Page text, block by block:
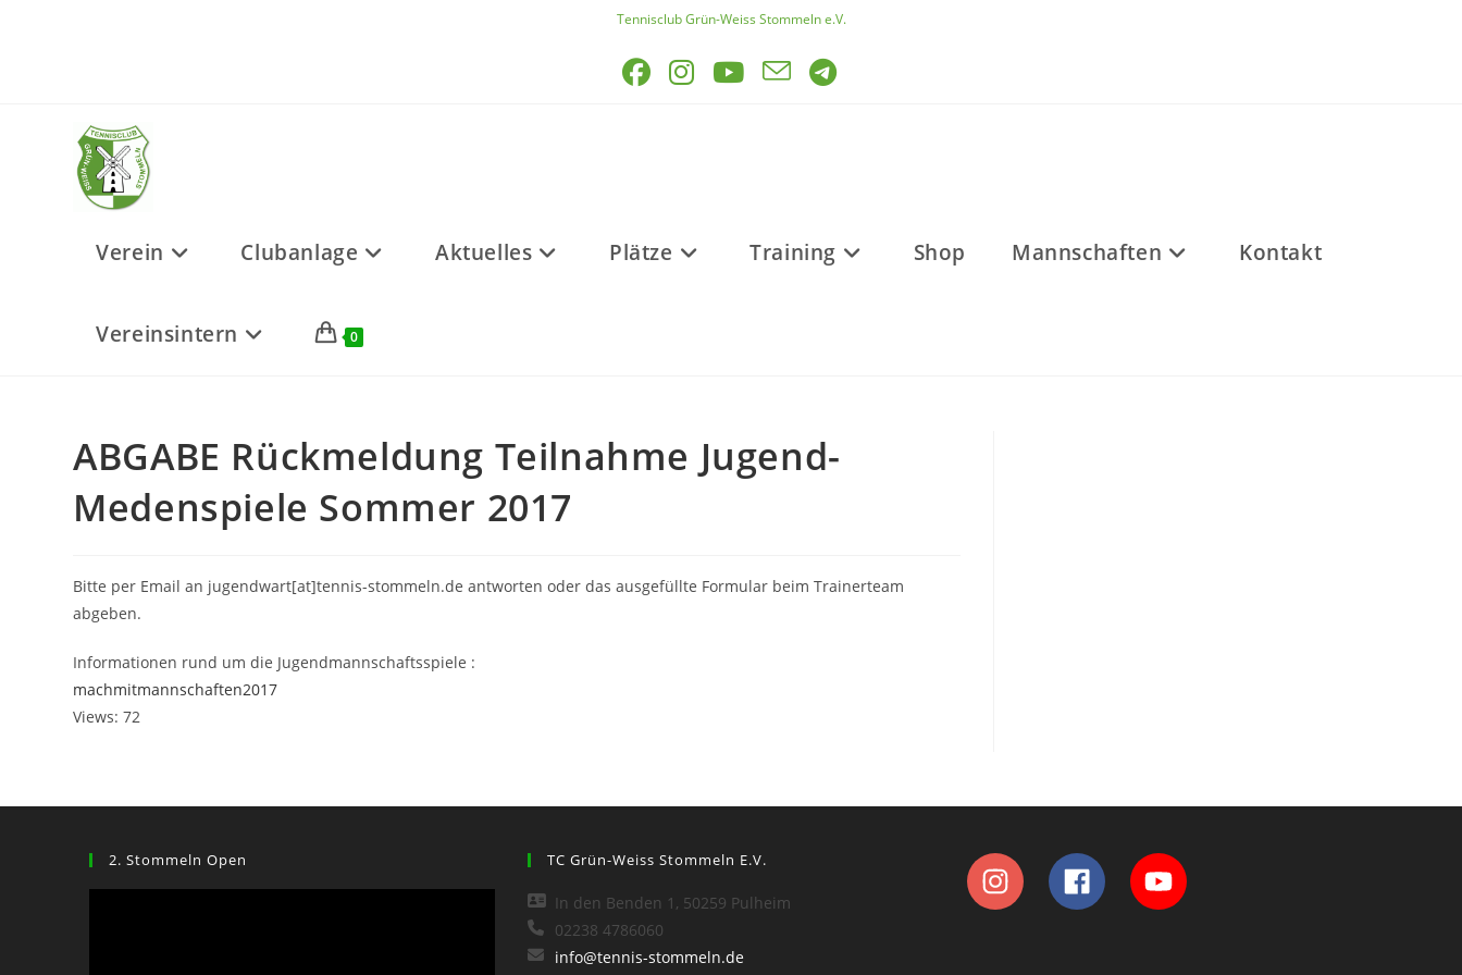
Tennisclub Grün-Weiss Stommeln e.V.
Verein Clubanlage Aktuelles Plätze Training Shop Mannschaften Kontakt
Vereinsintern 0
ABGABE Rückmeldung Teilnahme Jugend-
Medenspiele Sommer 2017
Bitte per Email an jugendwart[at]tennis-stommeln.de antworten oder das ausgefüllte Formular beim Trainerteam
abgeben.
Informationen rund um die Jugendmannschaftsspiele :
machmitmannschaften2017
Views: 72
2. Stommeln Open TC Grün-Weiss Stommeln E.V.
In den Benden 1, 50259 Pulheim
02238 4786060
info@tennis-stommeln.de